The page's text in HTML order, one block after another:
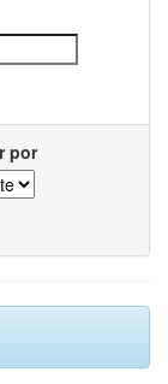
por